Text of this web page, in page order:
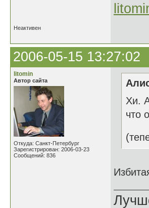
Неактивен
2006-05-15 13:27:02
litomin
Автор сайта
Откуда: Санкт-Петербург
Зарегистрирован: 2006-03-23
Сообщений: 836
Хи.
что